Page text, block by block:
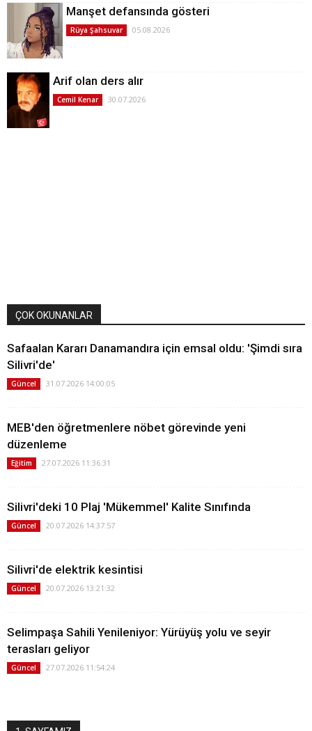
Manşet defansında gösteri
Rüya Şahsuvar 05.08.2026
Arif olan ders alır
Cemil Kenar 30.07.2026
ÇOK OKUNANLAR
Safaalan Kararı Danamandıra için emsal oldu: 'Şimdi sıra
Silivri'de'
Güncel 31.07.2026 14:00:05
MEB'den öğretmenlere nöbet görevinde yeni
düzenleme
Eğitim 27.07.2026 11:36:31
Silivri'deki 10 Plaj 'Mükemmel' Kalite Sınıfında
Güncel 20.07.2026 14:37:57
Silivri'de elektrik kesintisi
Güncel 20.07.2026 13:21:32
Selimpaşa Sahili Yenileniyor: Yürüyüş yolu ve seyir
terasları geliyor
Güncel 27.07.2026 11:54:24